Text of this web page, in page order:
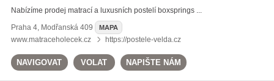
Nabízíme prodej matrací a luxusních postelí boxsprings ...
Praha 4, Modřanská 409 MAPA
www.matraceholecek.cz https://postele-velda.cz
NAVIGOVAT VOLAT NAPIŠTE NÁM